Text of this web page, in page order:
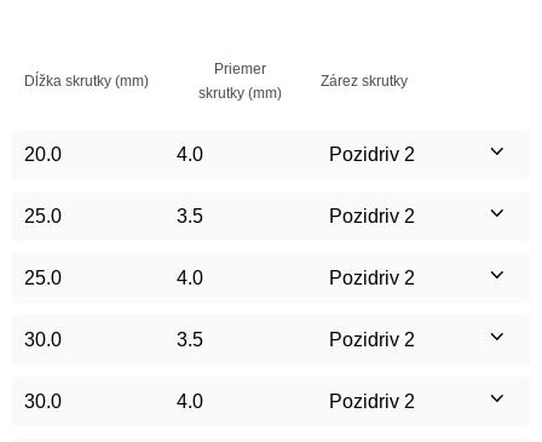
Dĺžka skrutky (mm)
Priemer
skrutky (mm)
Zárez skrutky
20.0 4.0 Pozidriv 2
25.0 3.5 Pozidriv 2
25.0 4.0 Pozidriv 2
30.0 3.5 Pozidriv 2
30.0 4.0 Pozidriv 2